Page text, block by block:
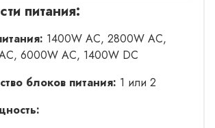
питания:
1400W AC, 2800W AC,
6000W AC, 1400W DC
блоков питания: 1 или 2